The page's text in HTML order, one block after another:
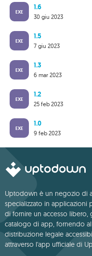
EXE
1.6
30 giu 2023
EXE
1.5
7 giu 2023
EXE
1.3
6 mar 2023
EXE
1.2
25 feb 2023
EXE
1.0
9 feb 2023
Uptodown è un negozio di
specializzato in
di fornire un accesso libero,
catalogo di app, fornendo
distribuzione legale
attraverso l'app ufficiale di